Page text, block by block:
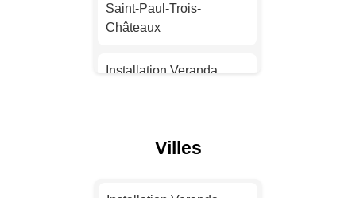
Strasbourg
Montpellier
Saint-Paul-Trois-
Châteaux
Installation Veranda
Chabeuil
Installation Veranda
Villes